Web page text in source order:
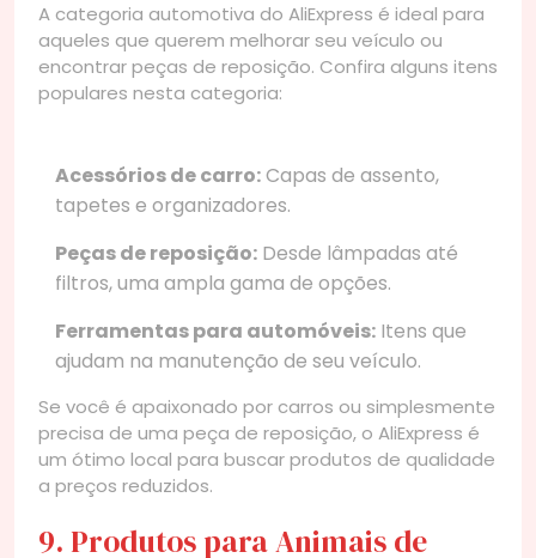
A categoria automotiva do AliExpress é ideal para
aqueles que querem melhorar seu veículo ou
encontrar peças de reposição. Confira alguns itens
populares nesta categoria:
Acessórios de carro:Capas de assento,
tapetes e organizadores.
Peças de reposição: Desde lâmpadas até
filtros, uma ampla gama de opções.
Ferramentas para automóveis: Itens que
ajudam na manutenção de seu veículo.
Se você é apaixonado por carros ou simplesmente
precisa de uma peça de reposição, o AliExpress é
um ótimo local para buscar produtos de qualidade
a preços reduzidos.
9. Produtos para Animais de